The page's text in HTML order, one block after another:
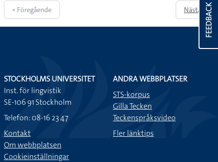
« Föregående Nästa » FEEDBACK
STOCKHOLMS UNIVERSITET
Inst. för lingvistik
SE-106 91 Stockholm
Telefon: 08-16 23 47
Kontakt
Om webbplatsen
Cookieinställningar
ANDRA WEBBPLATSER
STS-korpus
Gilla Tecken
Teckenspråksvideo
Fler länktips